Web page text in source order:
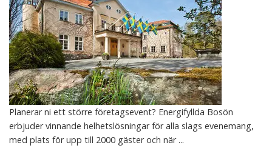
Planerar ni ett större företagsevent? Energifyllda Bosön
erbjuder vinnande helhetslösningar för alla slags evenemang,
med plats för upp till 2000 gäster och när ...